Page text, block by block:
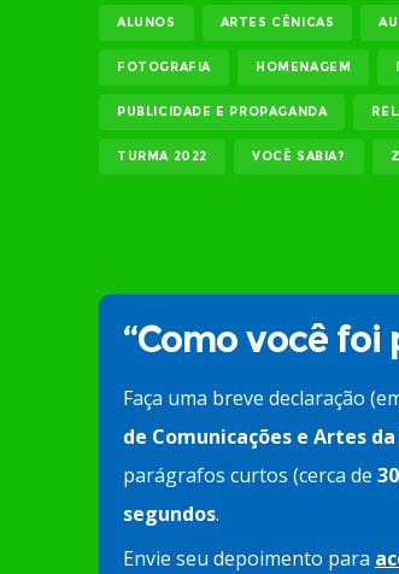
ALUNOS ARTES CÊNICAS
FOTOGRAFIA HOMENAGEM
PUBLICIDADE E PROPAGANDA
TURMA 2022 VOCÊ SABIA?
“Como você foi
Faça uma breve declaração
de Comunicações e Artes da
parágrafos curtos (cerca de
segundos.
Envie seu depoimento para